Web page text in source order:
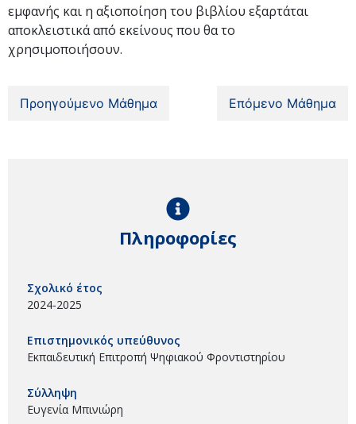
εμφανής και η αξιοποίηση του βιβλίου εξαρτάται
αποκλειστικά από εκείνους που θα το
χρησιμοποιήσουν.
Προηγούμενο Μάθημα Επόμενο Μάθημα
Πληροφορίες
Σχολικό έτος
2024-2025
Επιστημονικός υπεύθυνος
Εκπαιδευτική Επιτροπή Ψηφιακού Φροντιστηρίου
Σύλληψη
Ευγενία Μπινιώρη